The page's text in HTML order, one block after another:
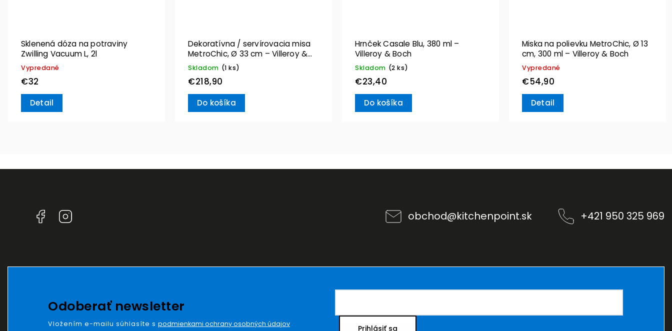
Sklenená dóza na potraviny
Zwilling Vacuum L, 2l
Vypredané
€32
Detail
Dekoratívna / servírovacia misa
MetroChic, Ø 33 cm – Villeroy &
Boch
Skladom (1 ks)
€218,90
Do košíka
Hrnček Casale Blu, 380 ml –
Villeroy & Boch
Skladom (2 ks)
€23,40
Do košíka
Miska na polievku MetroChic, Ø 13
cm, 300 ml – Villeroy & Boch
Vypredané
€54,90
Detail
Facebook obchod@kitchenpoint.sk +421 950 325 969
Odoberať newsletter
Vložením e-mailu súhlasíte s podmienkami ochrany osobných údajov Prihlásiť sa